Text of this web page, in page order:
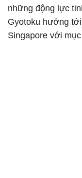
những động lực
Gyotoku hướng
Singapore với